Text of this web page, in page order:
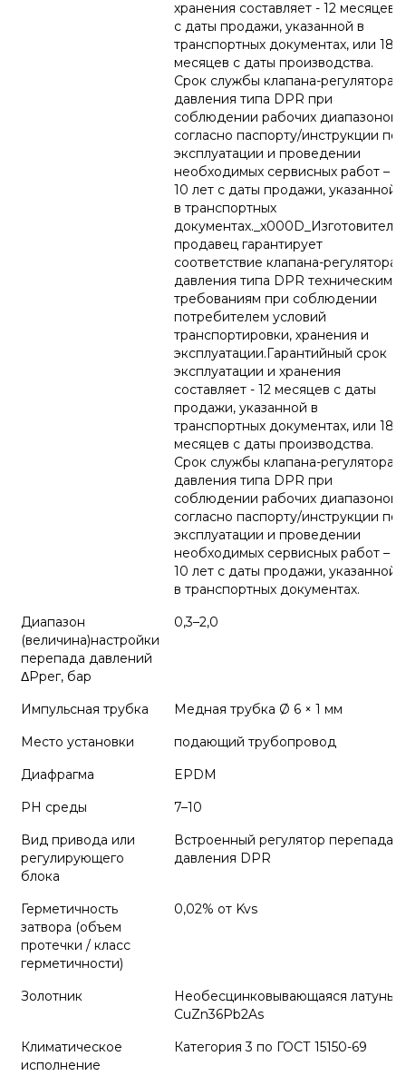
хранения составляет - 12 месяцев
с даты продажи, указанной в
транспортных документах, или 18
месяцев с даты производства.
Срок службы клапана-регулятора
давления типа DPR при
соблюдении рабочих диапазонов
согласно паспорту/инструкции по
эксплуатации и проведении
необходимых сервисных работ –
10 лет с даты продажи, указанной
в транспортных
документах._x000D_Изготовитель/
продавец гарантирует
соответствие клапана-регулятора
давления типа DPR техническим
требованиям при соблюдении
потребителем условий
транспортировки, хранения и
эксплуатации.Гарантийный срок
эксплуатации и хранения
составляет - 12 месяцев с даты
продажи, указанной в
транспортных документах, или 18
месяцев с даты производства.
Срок службы клапана-регулятора
давления типа DPR при
соблюдении рабочих диапазонов
согласно паспорту/инструкции по
эксплуатации и проведении
необходимых сервисных работ –
10 лет с даты продажи, указанной
в транспортных документах.
Диапазон
(величина)настройки
перепада давлений
ΔРрег, бар
0,3–2,0
Импульсная трубка
Медная трубка Ø 6 × 1 мм
Место установки
подающий трубопровод
Диафрагма
EPDM
PH среды
7–10
Вид привода или
регулирующего
блока
Встроенный регулятор перепада
давления DPR
Герметичность
затвора (объем
протечки / класс
герметичности)
0,02% от Kvs
Золотник
Необесцинковывающаяся латунь
CuZn36Pb2As
Климатическое
исполнение
Категория 3 по ГОСТ 15150-69